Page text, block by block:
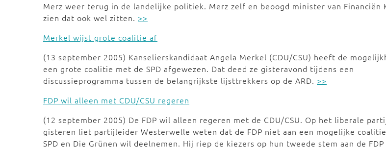
Merz weer terug in de landelijke politiek. Merz zelf en beoogd minister van Financiën
zien dat ook wel zitten. >>
Merkel wijst grote coalitie af
(13 september 2005) Kanselierskandidaat Angela Merkel (CDU/CSU) heeft de
een grote coalitie met de SPD afgewezen. Dat deed ze gisteravond tijdens een
discussieprogramma tussen de belangrijkste lijsttrekkers op de ARD. >>
FDP wil alleen met CDU/CSU regeren
(12 september 2005) De FDP wil alleen regeren met de CDU/CSU. Op het liberale
gisteren liet partijleider Westerwelle weten dat de FDP niet aan een mogelijke
SPD en Die Grünen wil deelnemen. Hij riep de kiezers op hun tweede stem aan de